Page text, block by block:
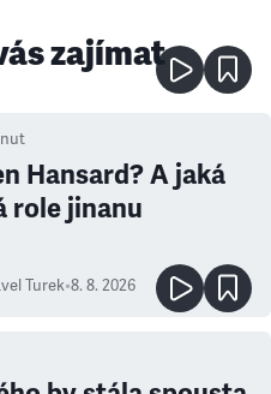
zajímat
Hansard? A jaká
role jinanu
Turek•8. 8. 2026